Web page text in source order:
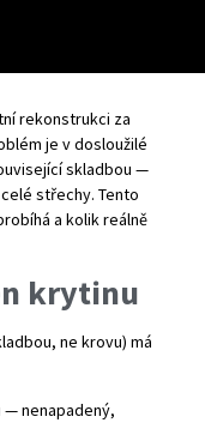
rekonstrukci za
je v dosloužilé
skladbou —
střechy. Tento
a kolik reálně
krytinu
ne krovu) má
— nenapadený,